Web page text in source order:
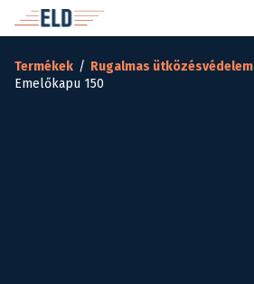
Termékek / Rugalmas ütközésvédelem
Emelőkapu 150